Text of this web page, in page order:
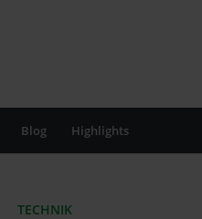
Blog Highlights
TECHNIK